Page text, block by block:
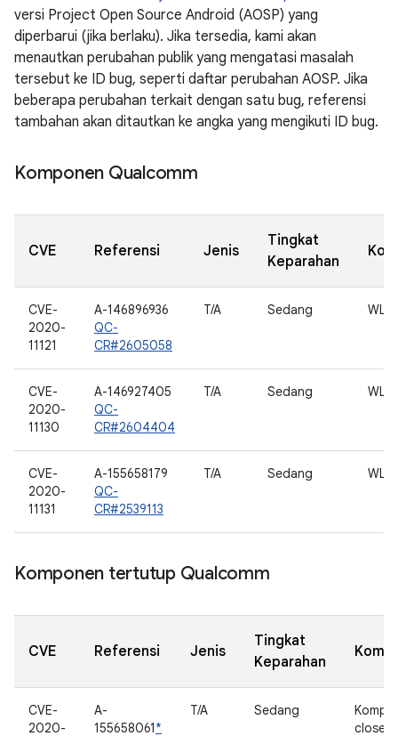
versi Project Open Source Android (AOSP) yang
diperbarui (jika berlaku). Jika tersedia, kami akan
menautkan perubahan publik yang mengatasi masalah
tersebut ke ID bug, seperti daftar perubahan AOSP. Jika
beberapa perubahan terkait dengan satu bug, referensi
tambahan akan ditautkan ke angka yang mengikuti ID bug.
Komponen Qualcomm
CVE Referensi Jenis
Tingkat
Keparahan
CVE-
2020-
11121
A-146896936
QC-
CR#2605058
T/A Sedang
CVE-
2020-
11130
A-146927405
QC-
CR#2604404
T/A Sedang
CVE-
2020-
11131
A-155658179
QC-
CR#2539113
T/A Sedang
Komponen tertutup Qualcomm
CVE Referensi Jenis
Tingkat
Keparahan
CVE-
2020-
A-
155658061*
T/A Sedang
closed